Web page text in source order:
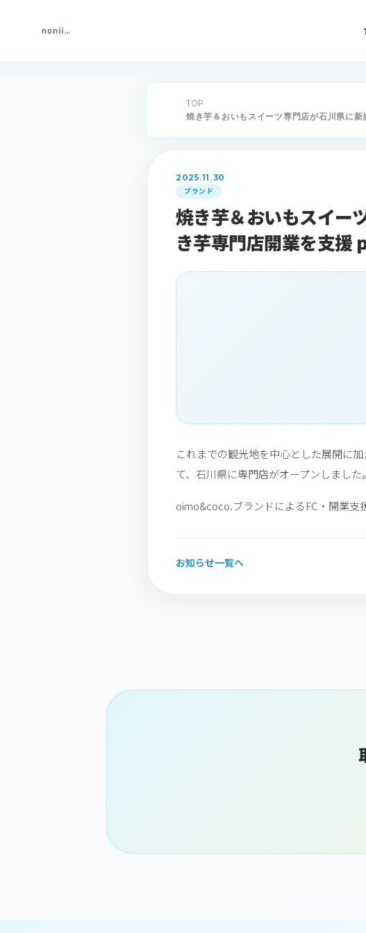
TOP
焼き芋＆おいもスイーツ専門店が石川県に
2025.11.30
ブランド
焼き芋＆おいもスイー
き芋専門店開業を支
これまでの観光地を中心とした展開に
て、石川県に専門店がオープンしました。
oimo&coco.ブランドによるFC・開業支
お知らせ一覧へ